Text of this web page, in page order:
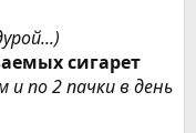
сигарет
по 2 пачки в день